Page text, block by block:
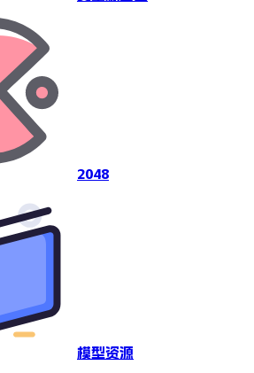
2048
模型资源